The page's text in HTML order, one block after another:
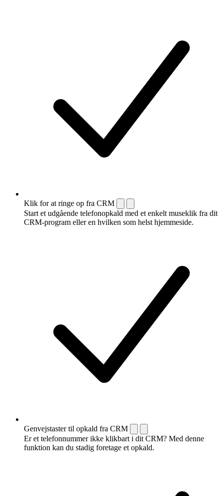
Klik for at ringe op fra CRM
Start et udgående telefonopkald med et enkelt museklik fra dit
CRM-program eller en hvilken som helst hjemmeside.
Genvejstaster til opkald fra CRM
Er et telefonnummer ikke klikbart i dit CRM? Med denne
funktion kan du stadig foretage et opkald.